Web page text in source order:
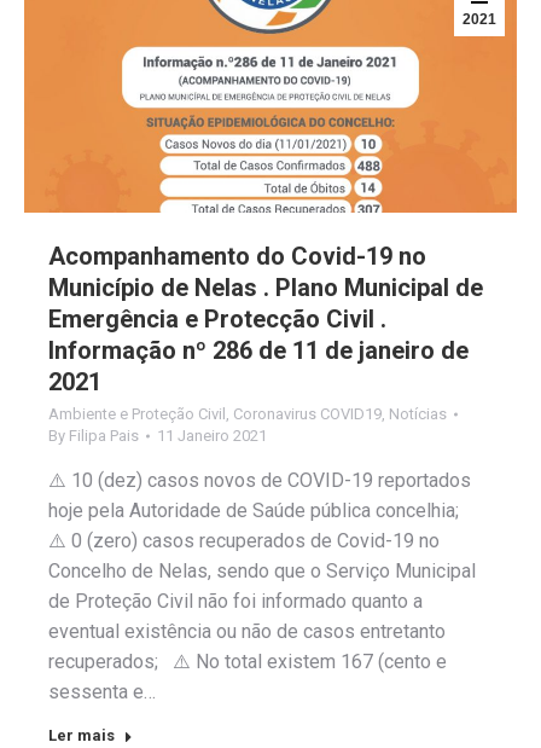
2021
Acompanhamento do Covid-19 no
Município de Nelas . Plano Municipal de
Emergência e Protecção Civil .
Informação nº 286 de 11 de janeiro de
2021
Ambiente e Proteção Civil Coronavirus COVID19 Notícias
By Filipa Pais 11 Janeiro 2021
⚠️ 10 (dez) casos novos de COVID-19 reportados
hoje pela Autoridade de Saúde pública concelhia;
⚠️ 0 (zero) casos recuperados de Covid-19 no
Concelho de Nelas, sendo que o Serviço Municipal
de Proteção Civil não foi informado quanto a
eventual existência ou não de casos entretanto
recuperados; ⚠️ No total existem 167 (cento e
sessenta e…
Ler mais